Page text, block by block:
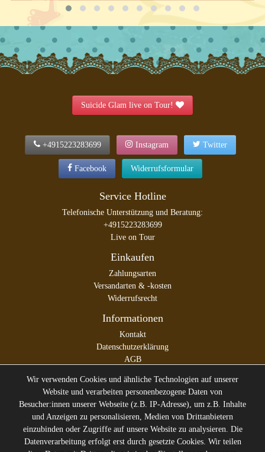
Suicide Glam live on Tour!
+4915223283699 Instagram Twitter
Facebook Widerrufsformular
Service Hotline
Telefonische Unterstützung und Beratung:
+4915223283699
Live on Tour
Einkaufen
Zahlungsarten
Versandarten & -kosten
Widerrufsrecht
Informationen
Kontakt
Datenschutzerklärung
AGB
* Alle Preise inkl. gesetzl. Mehrwertsteuer zzgl.Versandkosten
** Die durchgestrichenen Preise entsprechen dem ehemaligen
Preis des Verkäufers
Wir verwenden Cookies und ähnliche Technologien auf unserer
Website und verarbeiten personenbezogene Daten von
Besucher:innen unserer Webseite (z.B. IP-Adresse), um z.B. Inhalte
und Anzeigen zu personalisieren, Medien von Drittanbietern
einzubinden oder Zugriffe auf unsere Website zu analysieren. Die
Datenverarbeitung erfolgt erst durch gesetzte Cookies. Wir teilen